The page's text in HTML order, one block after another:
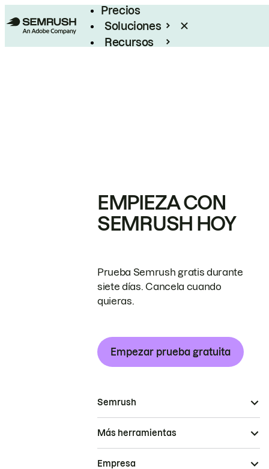
Precios
Soluciones
Recursos
EMPIEZA CON
SEMRUSH HOY
Prueba Semrush gratis durante
siete días. Cancela cuando
quieras.
Empezar prueba gratuita
Semrush
Más herramientas
Empresa